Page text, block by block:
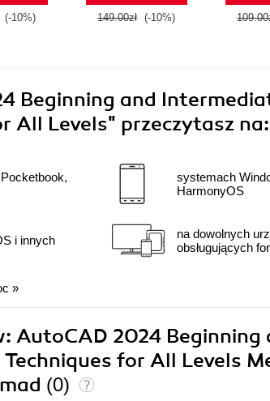
(-10%) 149.00zł (-10%)
Beginning and
All Levels" przeczytasz na:
i innych
systemach
HarmonyOS
na dowolnych
obsługujących
»
AutoCAD 2024
for All Levels
(0)